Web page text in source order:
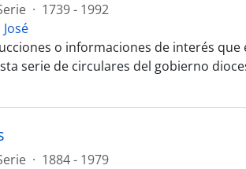
· 1739 - 1992
o informaciones de interés
serie de circulares del gobierno
· 1884 - 1979